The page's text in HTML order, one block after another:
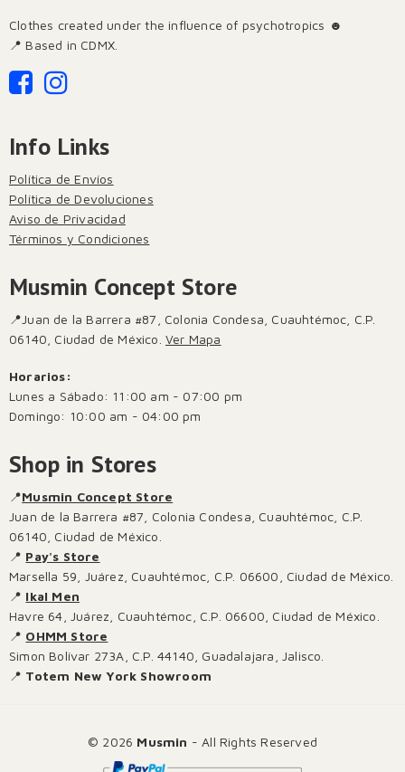
Clothes created under the influence of psychotropics ☻
📍 Based in CDMX.
Info Links
Política de Envíos
Política de Devoluciones
Aviso de Privacidad
Términos y Condiciones
Musmin Concept Store
📍Juan de la Barrera #87, Colonia Condesa, Cuauhtémoc, C.P.
06140, Ciudad de México. Ver Mapa
Horarios:
Lunes a Sábado: 11:00 am - 07:00 pm
Domingo: 10:00 am - 04:00 pm
Shop in Stores
📍Musmin Concept Store
Juan de la Barrera #87, Colonia Condesa, Cuauhtémoc, C.P.
06140, Ciudad de México.
📍 Pay's Store
Marsella 59, Juárez, Cuauhtémoc, C.P. 06600, Ciudad de México.
📍 Ikal Men
Havre 64, Juárez, Cuauhtémoc, C.P. 06600, Ciudad de México.
📍 OHMM Store
Simon Bolívar 273A, C.P. 44140, Guadalajara, Jalisco.
📍 Totem New York Showroom
© 2026 Musmin - All Rights Reserved